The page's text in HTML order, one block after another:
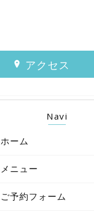
アクセス
Navi
ホーム
メニュー
ご予約フォーム